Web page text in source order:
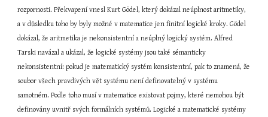
rozpornosti. Překvapení vnesl Kurt Gödel, který dokázal neúplnost aritmetiky,
a v důsledku toho by byly možné v matematice jen finitní logické kroky. Gödel
dokázal, že aritmetika je nekonsistentní a neúplný logický systém. Alfred
Tarski navázal a ukázal, že logické systémy jsou také sémanticky
nekonsistentní: pokud je matematický systém konsistentní, pak to znamená, že
soubor všech pravdivých vět systému není definovatelný v systému
samotném. Podle toho musí v matematice existovat pojmy, které nemohou být
definovány uvnitř svých formálních systémů. Logické a matematické systémy